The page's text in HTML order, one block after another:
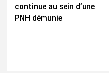
continue au sein d’une
PNH démunie